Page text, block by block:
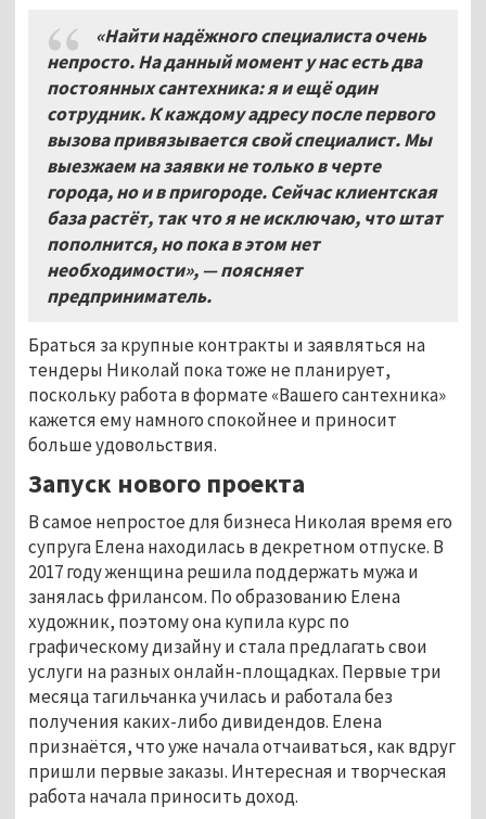
«Найти надёжного специалиста очень
непросто. На данный момент у нас есть два
постоянных сантехника: я и ещё один
сотрудник. К каждому адресу после первого
вызова привязывается свой специалист. Мы
выезжаем на заявки не только в черте
города, но и в пригороде. Сейчас клиентская
база растёт, так что я не исключаю, что штат
пополнится, но пока в этом нет
необходимости», — поясняет
предприниматель.
Браться за крупные контракты и заявляться на
тендеры Николай пока тоже не планирует,
поскольку работа в формате «Вашего сантехника»
кажется ему намного спокойнее и приносит
больше удовольствия.
Запуск нового проекта
В самое непростое для бизнеса Николая время его
супруга Елена находилась в декретном отпуске. В
2017 году женщина решила поддержать мужа и
занялась фрилансом. По образованию Елена
художник, поэтому она купила курс по
графическому дизайну и стала предлагать свои
услуги на разных онлайн-площадках. Первые три
месяца тагильчанка училась и работала без
получения каких-либо дивидендов. Елена
признаётся, что уже начала отчаиваться, как вдруг
пришли первые заказы. Интересная и творческая
работа начала приносить доход.